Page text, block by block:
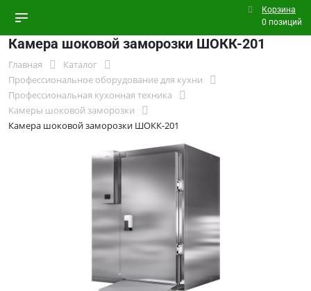
Корзина
0 позиций
Камера шоковой заморозки ШОКК-201
Главная
Каталог
Профессиональное оборудование для кухни
Профессиональная кухонная техника
Камеры шоковой заморозки
Камера шоковой заморозки ШОКК-201